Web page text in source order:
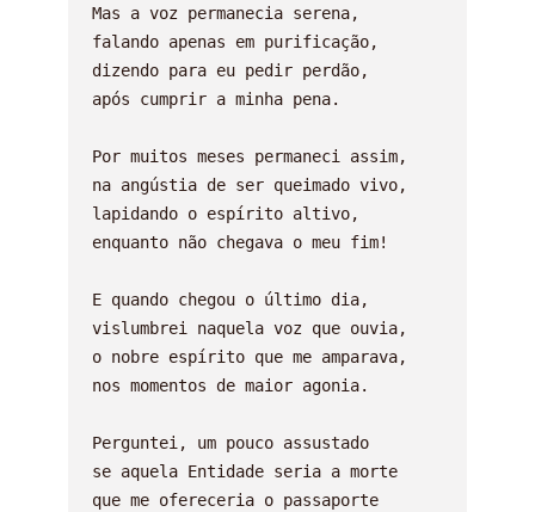
Mas a voz permanecia serena,
falando apenas em purificação,
dizendo para eu pedir perdão,
após cumprir a minha pena.
Por muitos meses permaneci assim,
na angústia de ser queimado vivo,
lapidando o espírito altivo,
enquanto não chegava o meu fim!
E quando chegou o último dia,
vislumbrei naquela voz que ouvia,
o nobre espírito que me amparava,
nos momentos de maior agonia.
Perguntei, um pouco assustado
se aquela Entidade seria a morte
que me ofereceria o passaporte